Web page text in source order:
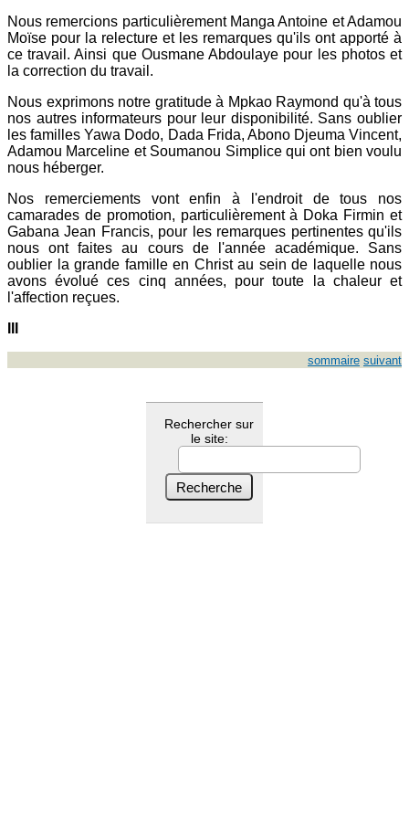
Nous remercions particulièrement Manga Antoine et Adamou
Moïse pour la relecture et les remarques qu'ils ont apporté à
ce travail. Ainsi que Ousmane Abdoulaye pour les photos et
la correction du travail.
Nous exprimons notre gratitude à Mpkao Raymond qu'à tous
nos autres informateurs pour leur disponibilité. Sans oublier
les familles Yawa Dodo, Dada Frida, Abono Djeuma Vincent,
Adamou Marceline et Soumanou Simplice qui ont bien voulu
nous héberger.
Nos remerciements vont enfin à l'endroit de tous nos
camarades de promotion, particulièrement à Doka Firmin et
Gabana Jean Francis, pour les remarques pertinentes qu'ils
nous ont faites au cours de l'année académique. Sans
oublier la grande famille en Christ au sein de laquelle nous
avons évolué ces cinq années, pour toute la chaleur et
l'affection reçues.
sommaire suivant
Rechercher sur
le site: